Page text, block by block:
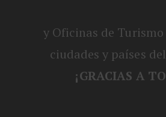
y Oficinas de
ciudades y países
¡GRACIAS A